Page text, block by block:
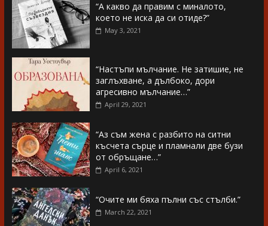
“А какво да правим с миналото,
което не иска да си отиде?”
May 3, 2021
“Настъпи мълчание. Не затишие, не
заглъхване, а дълбоко, дори
агресивно мълчание…”
April 29, 2021
“Аз съм жена с разбито на ситни
късчета сърце и пламнали две бузи
от обръщане…”
April 6, 2021
“Очите ми бяха пълни със стълби.”
March 22, 2021